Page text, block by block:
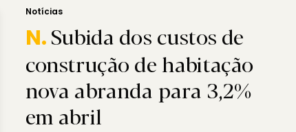
Notícias
N.Subida dos custos de
construção de habitação
nova abranda para 3,2%
em abril